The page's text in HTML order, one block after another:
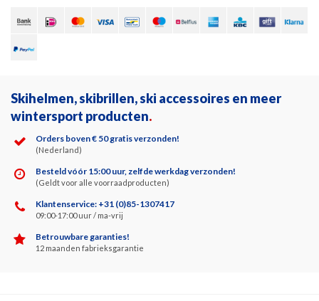
Skihelmen, skibrillen, ski accessoires en meer
wintersport producten.
Orders boven € 50 gratis verzonden!
(Nederland)
Besteld vóór 15:00 uur, zelfde werkdag verzonden!
(Geldt voor alle voorraadproducten)
Klantenservice: +31 (0)85-1307417
09:00-17:00 uur / ma-vrij
Betrouwbare garanties!
12 maanden fabrieksgarantie